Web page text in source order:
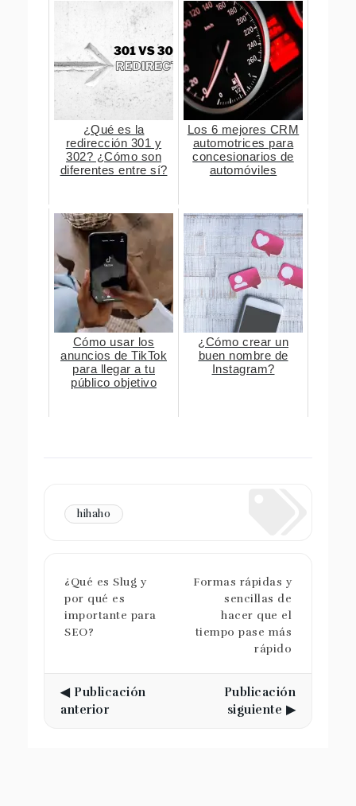
¿Qué es la
redirección 301 y
302? ¿Cómo son
diferentes entre sí?
Los 6 mejores CRM
automotrices para
concesionarios de
automóviles
Cómo usar los
anuncios de TikTok
para llegar a tu
público objetivo
¿Cómo crear un
buen nombre de
Instagram?
hihaho
¿Qué es Slug y
por qué es
importante para
SEO?
Formas rápidas y
sencillas de
hacer que el
tiempo pase más
rápido
◀ Publicación
anterior
Publicación
siguiente ▶